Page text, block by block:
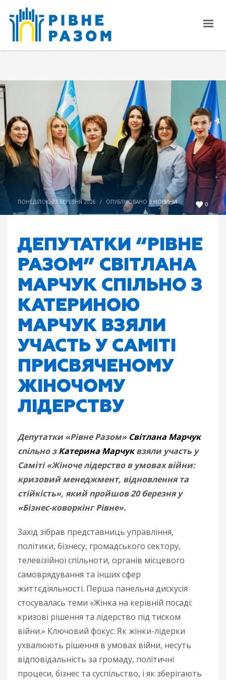
0
ПОНЕДІЛОК, 23 БЕРЕЗНЯ 2026 / ОПУБЛІКОВАНО В НОВИНИ
ДЕПУТАТКИ “РІВНЕ
РАЗОМ” СВІТЛАНА
МАРЧУК СПІЛЬНО З
КАТЕРИНОЮ
МАРЧУК ВЗЯЛИ
УЧАСТЬ У САМІТІ
ПРИСВЯЧЕНОМУ
ЖІНОЧОМУ
ЛІДЕРСТВУ
Депутатки «Рівне Разом» Світлана Марчук
спільно зКатерина Марчуквзяли участь у
Саміті «Жіноче лідерство в умовах війни:
кризовий менеджмент, відновлення та
стійкість», який пройшов 20 березня у
«Бізнес-коворкінг Рівне».
Захід зібрав представниць управління,
політики, бізнесу, громадського сектору,
телевізійної спільноти, органів місцевого
самоврядування та інших сфер
життєдіяльності. Перша панельна дискусія
стосувалась теми «Жінка на керівній посаді:
кризові рішення та лідерство під тиском
війни.» Ключовий фокус: Як жінки-лідерки
ухвалюють рішення в умовах війни, несуть
відповідальність за громаду, політичні
процеси, бізнес та суспільство, і як зберігають